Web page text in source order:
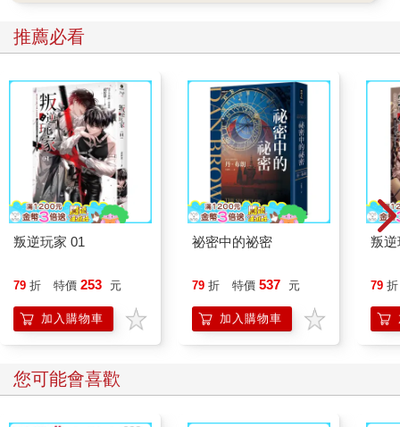
推薦必看
叛逆玩家 01
79 折 特價 253 元
加入購物車
祕密中的祕密
79 折 特價 537 元
加入購物車
叛逆
79 折
您可能會喜歡